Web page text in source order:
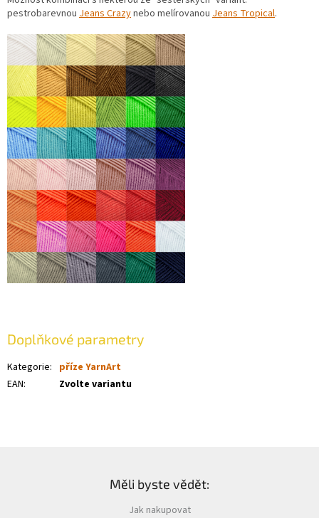
pestrobarevnou Jeans Crazynebo melírovanou Jeans Tropical.
Doplňkové parametry
Kategorie: příze YarnArt
EAN: Zvolte variantu
Měli byste vědět:
Jak nakupovat